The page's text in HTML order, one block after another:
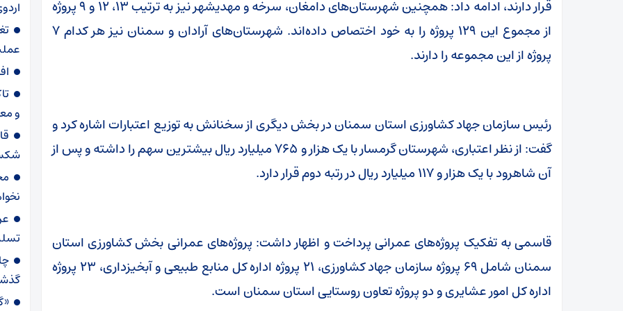
قرار دارند، ادامه داد: همچنین شهرستان‌های دامغان، سرخه و مهدیشهر نیز به ترتیب ۱۳، ۱۲ و ۹ پروژه
از مجموع این ۱۲۹ پروژه را به خود اختصاص داده‌اند. شهرستان‌های آرادان و سمنان نیز هر کدام ۷
پروژه از این مجموعه را دارند.
رئیس سازمان جهاد کشاورزی استان سمنان در بخش دیگری از سخنانش به توزیع اعتبارات اشاره کرد و
گفت: از نظر اعتباری، شهرستان گرمسار با یک هزار و ۷۶۵ میلیارد ریال بیشترین سهم را داشته و پس از
آن شاهرود با یک هزار و ۱۱۷ میلیارد ریال در رتبه دوم قرار دارد.
قاسمی به تفکیک پروژه‌های عمرانی پرداخت و اظهار داشت: پروژه‌های عمرانی بخش کشاورزی استان
سمنان شامل ۶۹ پروژه سازمان جهاد کشاورزی، ۲۱ پروژه اداره کل منابع طبیعی و آبخیزداری، ۲۳ پروژه
اداره کل امور عشایری و دو پروژه تعاون روستایی استان سمنان است.
عملیاتی
و